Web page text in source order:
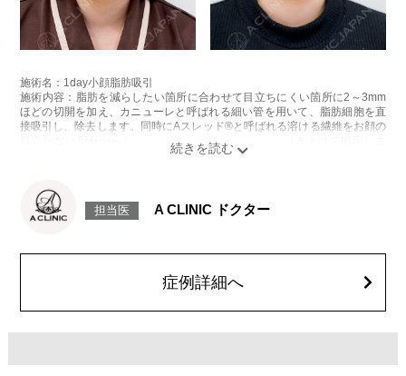
施術名：1day小顔脂肪吸引
施術内容：脂肪を減らしたい箇所に合わせて目立ちにくい箇所に2～3mm
ほどの切開を加え、カニューレと呼ばれる細い管を用いて、脂肪細胞を直
接吸引し、除去します。同時にAスレッド®と呼ばれる溶ける繊維をお顔の
目立たない部分から皮下へ挿入し、皮膚を内側から引き上げて固定しま
感などが術後一時的に生じることがございます。また、稀に貧血、細菌感
染症、左右差、施術箇所の知覚鈍麻、ぼこつき、硬結、瘢痕化、色素沈
顔の脂肪吸引箇所の追加 1ヶ所ごと+162,800円(税込)
オプション：笑気麻酔 3,300円(税込)
担当医 A CLINIC ドクター
症例詳細へ